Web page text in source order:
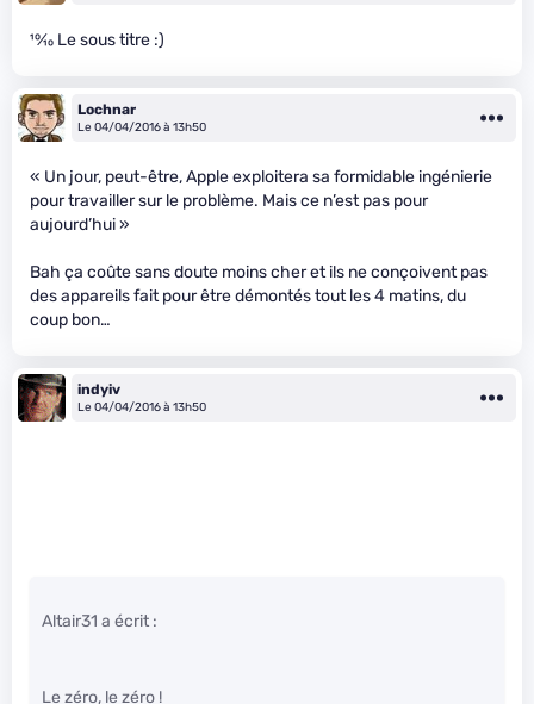
10⁄10 Le sous titre :)
Lochnar
Le 04/04/2016 à 13h50
« Un jour, peut-être, Apple exploitera sa formidable ingénierie
pour travailler sur le problème. Mais ce n’est pas pour
aujourd’hui »
Bah ça coûte sans doute moins cher et ils ne conçoivent pas
des appareils fait pour être démontés tout les 4 matins, du
coup bon…
indyiv
Le 04/04/2016 à 13h50
Altair31 a écrit :
Le zéro, le zéro !